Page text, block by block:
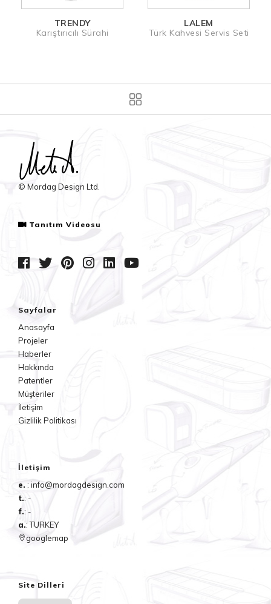
TRENDY
Karıştırıcılı Sürahi
LALEM
Türk Kahvesi Servis Seti
© Mordag Design Ltd.
Tanıtım Videosu
Sayfalar
Anasayfa
Projeler
Haberler
Hakkında
Patentler
Müşteriler
İletişim
Gizlilik Politikası
İletişim
e. : info@mordagdesign.com
t.: -
f.: -
a.: TURKEY
googlemap
Site Dilleri